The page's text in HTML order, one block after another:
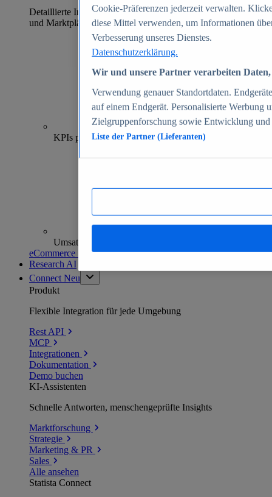
Detaillierte Informationen zu mehr als 39.000 Online-Shops
und Marktplätzen
70+
KPIs pro Shop
Umsatzanalysen und -prognosen
eCommerce Insights entdecken
Research AI
Connect Neu
Produkt
Flexible Integration für jede Umgebung
Rest API
MCP
Integrationen
Dokumentation
Demo buchen
KI-Assistenten
Schnelle Antworten, menschengeprüfte Insights
Marktforschung
Strategie
Marketing & PR
Sales
Alle ansehen
Statista Connect
Cookie-Präferenzen jederzeit verwalten.
diese Mittel verwenden, um Informationen
Verbesserung unseres Dienstes.
Datenschutzerklärung.
Wir und unsere Partner verarbeiten
Verwendung genauer Standortdaten.
auf einem Endgerät. Personalisierte Werbung
Zielgruppenforschung sowie Entwicklung
Liste der Partner (Lieferanten)